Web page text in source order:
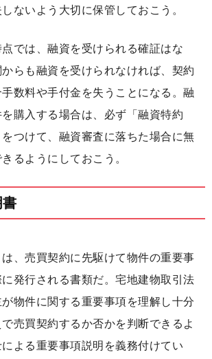
ないよう大切に保管しておこう。
では、融資を受けられる確証はな
らも融資を受けられなければ、契約
数料や手付金を失うことになる。融
購入する場合は、必ず「融資特約
をつけて、融資審査に落ちた場合に無
るようにしておこう。
、売買契約に先駆けて物件の重要事
発行される書類だ。宅地建物取引法
物件に関する重要事項を理解し十分
売買契約するか否かを判断できるよ
よる重要事項説明を義務付けてい